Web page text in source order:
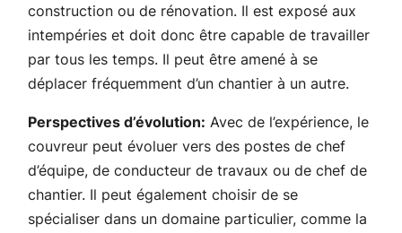
construction ou de rénovation. Il est exposé aux
intempéries et doit donc être capable de travailler
par tous les temps. Il peut être amené à se
déplacer fréquemment d’un chantier à un autre.
Perspectives d’évolution: Avec de l’expérience, le
couvreur peut évoluer vers des postes de chef
d’équipe, de conducteur de travaux ou de chef de
chantier. Il peut également choisir de se
spécialiser dans un domaine particulier, comme la